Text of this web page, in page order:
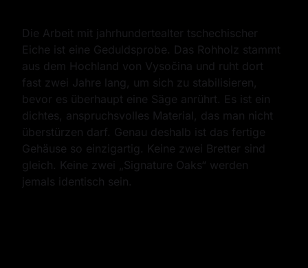
Die Arbeit mit jahrhundertealter tschechischer
Eiche ist eine Geduldsprobe. Das Rohholz stammt
aus dem Hochland von Vysočina und ruht dort
fast zwei Jahre lang, um sich zu stabilisieren,
bevor es überhaupt eine Säge anrührt. Es ist ein
dichtes, anspruchsvolles Material, das man nicht
überstürzen darf. Genau deshalb ist das fertige
Gehäuse so einzigartig. Keine zwei Bretter sind
gleich. Keine zwei „Signature Oaks“ werden
jemals identisch sein.